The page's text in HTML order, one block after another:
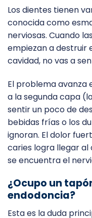
Los dientes tienen
conocida como
nerviosas. Cuando
empiezan a destruir
cavidad, no vas a
El problema avanza
a la segunda capa
sentir un poco de
bebidas frías o los
ignoran. El dolor
caries logra llegar al
se encuentra el
¿Ocupo un
endodoncia?
Esta es la duda